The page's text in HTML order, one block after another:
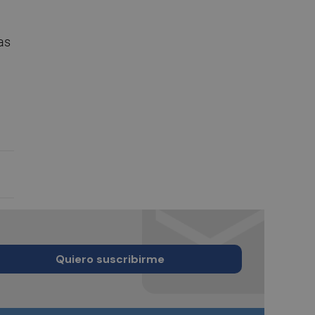
Quiero suscribirme